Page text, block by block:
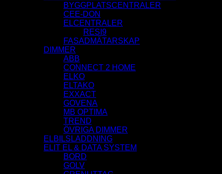
BYGGPLATSCENTRALER
CEE-DON
ELCENTRALER
RESI9
FASADMÄTARSKAP
DIMMER
ABB
CONNECT 2 HOME
ELKO
ELTAKO
EXXACT
GOVENA
MB OPTIMA
TREND
ÖVRIGA DIMMER
ELBILSLADDNING
ELIT EL & DATA SYSTEM
BORD
GOLV